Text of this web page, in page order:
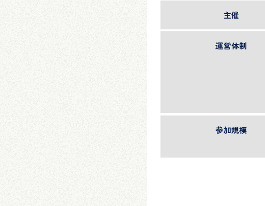
主催
運営体制
参加規模